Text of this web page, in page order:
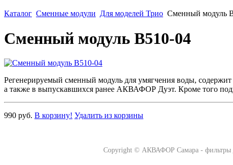
Каталог Сменные модули Для моделей Трио Сменный модуль
Сменный модуль В510-04
Регенерируемый сменный модуль для умягчения воды,
а также в выпускавшихся ранее АКВАФОР Дуэт. Кроме того
990 руб. В корзину! Удалить из корзины
Copyright © АКВАФОР Самара - фильтры